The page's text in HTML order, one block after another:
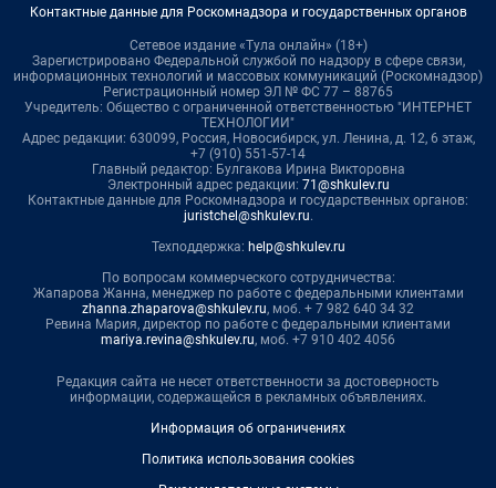
Контактные данные для Роскомнадзора и государственных органов
Сетевое издание «Тула онлайн» (18+)
Зарегистрировано Федеральной службой по надзору в сфере связи,
информационных технологий и массовых коммуникаций (Роскомнадзор)
Регистрационный номер ЭЛ № ФС 77 – 88765
Учредитель: Общество с ограниченной ответственностью "ИНТЕРНЕТ
ТЕХНОЛОГИИ"
Адрес редакции: 630099, Россия, Новосибирск, ул. Ленина, д. 12, 6 этаж,
+7 (910) 551-57-14
Главный редактор: Булгакова Ирина Викторовна
Электронный адрес редакции: 71@shkulev.ru
Контактные данные для Роскомнадзора и государственных органов:
juristchel@shkulev.ru.
Техподдержка: help@shkulev.ru
По вопросам коммерческого сотрудничества:
Жапарова Жанна, менеджер по работе с федеральными клиентами
zhanna.zhaparova@shkulev.ru, моб. + 7 982 640 34 32
Ревина Мария, директор по работе с федеральными клиентами
mariya.revina@shkulev.ru, моб. +7 910 402 4056
Редакция сайта не несет ответственности за достоверность
информации, содержащейся в рекламных объявлениях.
Информация об ограничениях
Политика использования cookies